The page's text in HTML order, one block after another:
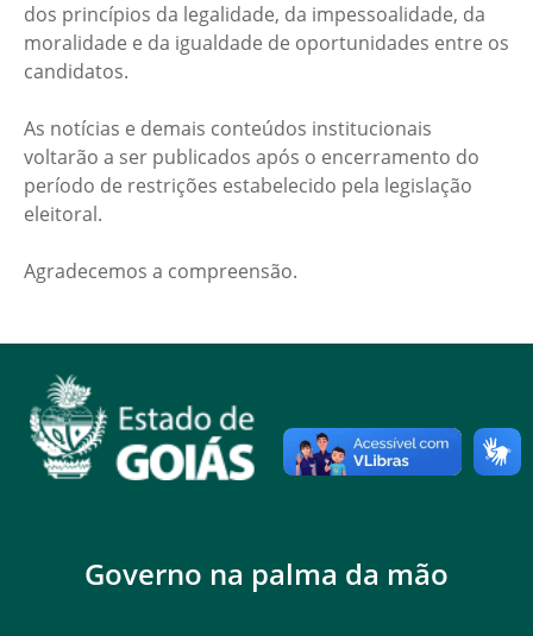
dos princípios da legalidade, da impessoalidade, da
moralidade e da igualdade de oportunidades entre os
candidatos.
As notícias e demais conteúdos institucionais
voltarão a ser publicados após o encerramento do
período de restrições estabelecido pela legislação
eleitoral.
Agradecemos a compreensão.
Governo na palma da mão